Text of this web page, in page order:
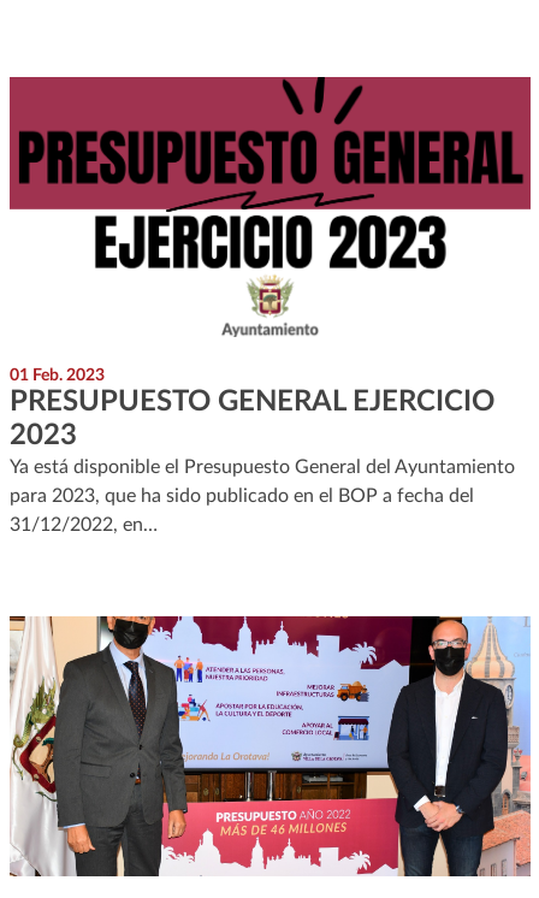
01 Feb. 2023
PRESUPUESTO GENERAL EJERCICIO
2023
Ya está disponible el Presupuesto General del Ayuntamiento
para 2023, que ha sido publicado en el BOP a fecha del
31/12/2022, en…